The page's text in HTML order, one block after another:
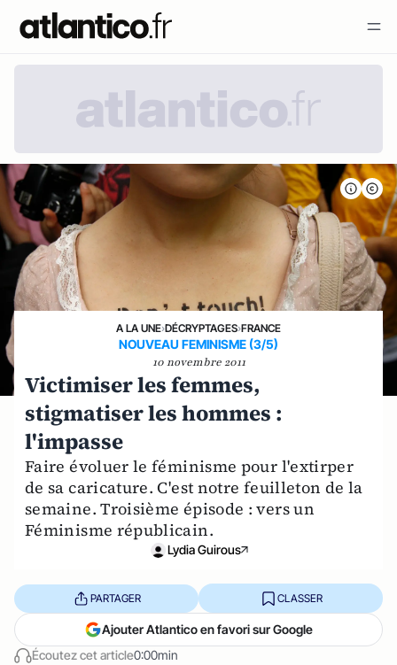
A LA UNE›DÉCRYPTAGES›FRANCE
NOUVEAU FEMINISME (3/5)
10 novembre 2011
Victimiser les femmes,
stigmatiser les hommes :
l'impasse
Faire évoluer le féminisme pour l'extirper
de sa caricature. C'est notre feuilleton de la
semaine. Troisième épisode : vers un
Féminisme républicain.
Lydia Guirous
Écoutez cet article0:00min
PARTAGER CLASSER
Ajouter Atlantico en favori sur Google